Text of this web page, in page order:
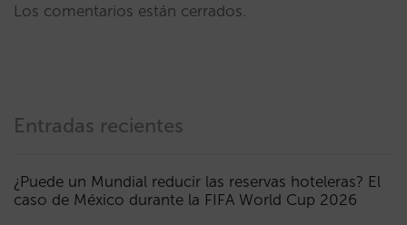
Los comentarios están cerrados.
Entradas recientes
¿Puede un Mundial reducir las reservas hoteleras? El
caso de México durante la FIFA World Cup 2026